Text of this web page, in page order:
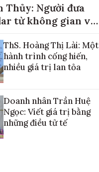
Thủy: Người đưa
từ không gian về
ThS. Hoàng Thị Lài: Một
hành trình cống hiến,
nhiều giá trị lan tỏa
Doanh nhân Trần Huệ
Ngọc: Viết giá trị bằng
những điều tử tế